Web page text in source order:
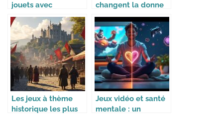
jouets avec
Colissimo et UPS
pour les fêtes de fin
d’année
changent la donne
Les jeux à thème
historique les plus
Jeux vidéo et santé
mentale : un